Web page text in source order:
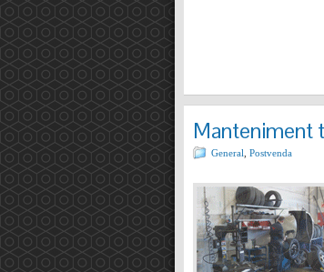
Manteniment
General Postvenda